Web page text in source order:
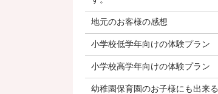
地元のお客様の感想
小学校低学年向けの体験プラン
小学校高学年向けの体験プラン
幼稚園保育園のお子様にも出来る